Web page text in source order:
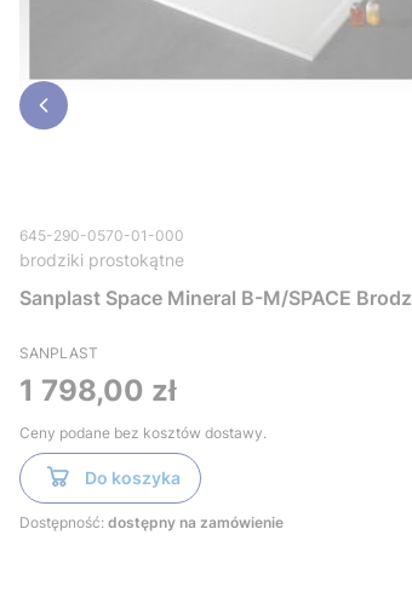
645-290-0570-01-000
brodziki prostokątne
Sanplast Space Mineral B-M/SPACE
SANPLAST
Cena
1 798,00 zł
Ceny podane bez kosztów dostawy.
Do koszyka
Dostępność: dostępny na zamówienie